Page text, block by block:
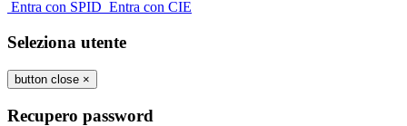
Entra con SPID Entra con CIE
Seleziona utente
button close ×
Recupero password